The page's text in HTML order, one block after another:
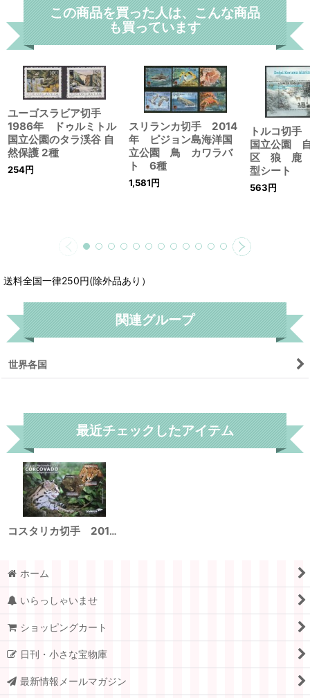
この商品を買った人は、こんな商品
も買っています
ユーゴスラビア切手
1986年 ドゥルミトル
国立公園のタラ渓谷 自
然保護 2種
254円
スリランカ切手 2014
年 ピジョン島海洋国
立公園 鳥 カワラバ
ト 6種
1,581円
トルコ切
国立公園
区 狼 鹿
型シート
563円
送料全国一律250円(除外品あり）
関連グループ
世界各国
最近チェックしたアイテム
コスタリカ切手 2014年 国立公園 コルコバード ジャガー 2種
ホーム
いらっしゃいませ
ショッピングカート
日刊・小さな宝物庫
最新情報メールマガジン